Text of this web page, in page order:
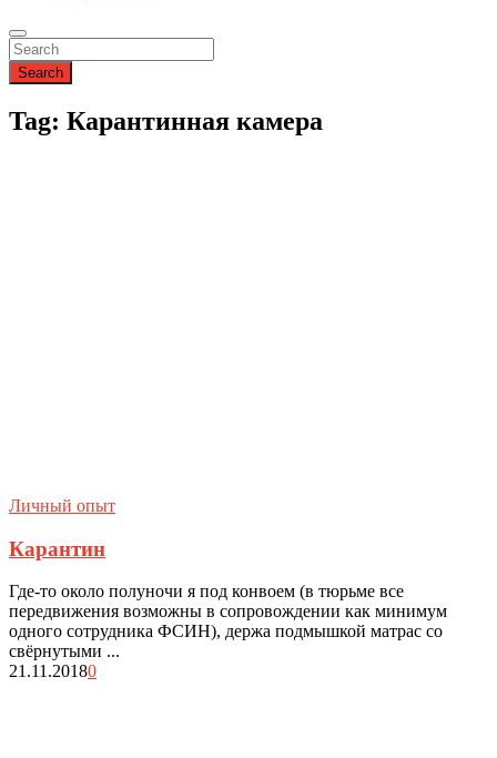
Search
Tag: Карантинная камера
Личный опыт
Карантин
Где-то около полуночи я под конвоем (в тюрьме все
передвижения возможны в сопровождении как минимум
одного сотрудника ФСИН), держа подмышкой матрас со
свёрнутыми ...
21.11.20180